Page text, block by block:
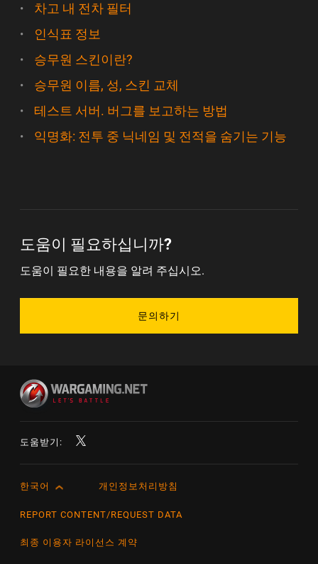
차고 내 전차 필터
인식표 정보
승무원 스킨이란?
승무원 이름, 성, 스킨 교체
테스트 서버. 버그를 보고하는 방법
익명화: 전투 중 닉네임 및 전적을 숨기는 기능
도움이 필요하십니까?
도움이 필요한 내용을 알려 주십시오.
문의하기
도움받기:
English
Čeština
한국어 개인정보처리방침
REPORT CONTENT/REQUEST DATA
최종 이용자 라이선스 계약